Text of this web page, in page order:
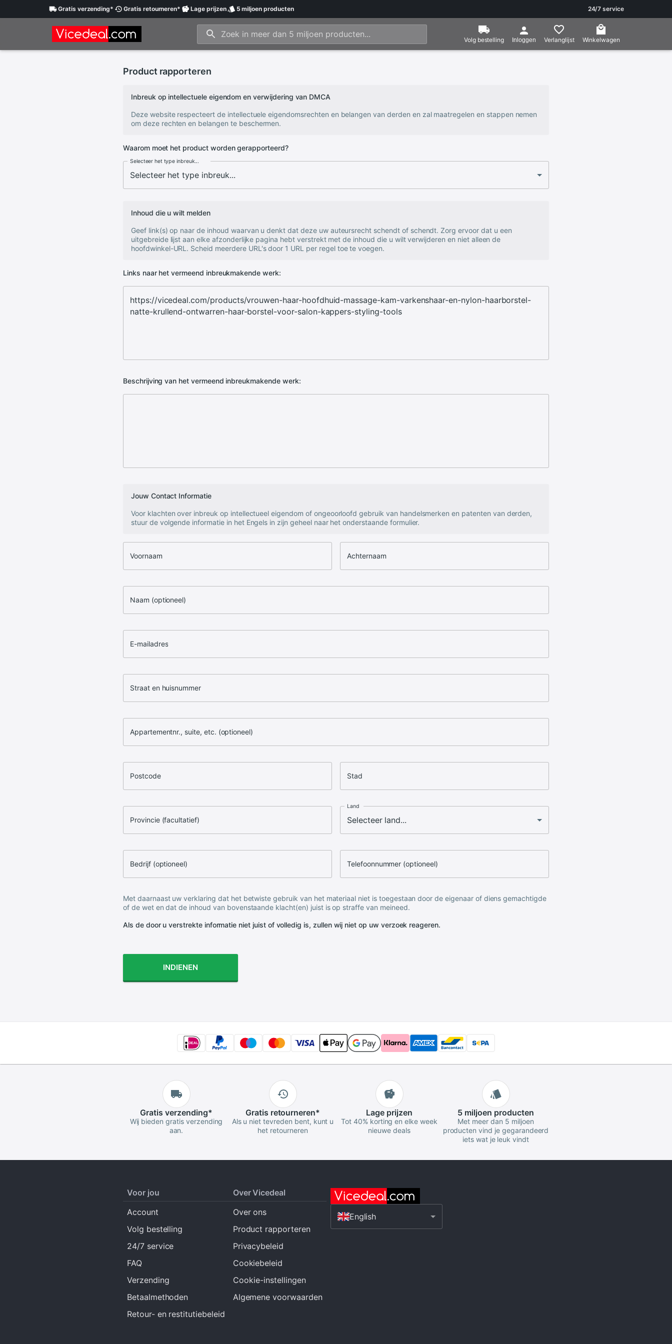
Gratisverzending* Gratisretourneren* Lageprijzen 5 miljoen producten 24/7 service
Volg bestelling Inloggen Verlanglijst Winkelwagen
Product rapporteren
Inbreuk op intellectuele eigendom en verwijdering van DMCA
Deze website respecteert de intellectuele eigendomsrechten en belangen van derden en zal maatregelen en stappen nemen
om deze rechten en belangen te beschermen.
Waarom moet het product worden gerapporteerd?
Selecteer het type inbreuk...
Inhoud die u wilt melden
Geef link(s) op naar de inhoud waarvan u denkt dat deze uw auteursrecht schendt of schendt. Zorg ervoor dat u een
uitgebreide lijst aan elke afzonderlijke pagina hebt verstrekt met de inhoud die u wilt verwijderen en niet alleen de
hoofdwinkel-URL. Scheid meerdere URL's door 1 URL per regel toe te voegen.
Links naar het vermeend inbreukmakende werk:
Beschrijving van het vermeend inbreukmakende werk:
Jouw Contact Informatie
Voor klachten over inbreuk op intellectueel eigendom of ongeoorloofd gebruik van handelsmerken en patenten van derden,
stuur de volgende informatie in het Engels in zijn geheel naar het onderstaande formulier.
Voornaam Achternaam
Naam (optioneel)
E-mailadres
Straat en huisnummer
Appartementnr., suite, etc. (optioneel)
Postcode Stad
Provincie (facultatief)
Land
Bedrijf (optioneel) Telefoonnummer (optioneel)
Met daarnaast uw verklaring dat het betwiste gebruik van het materiaal niet is toegestaan door de eigenaar of diens gemachtigde
of de wet en dat de inhoud van bovenstaande klacht(en) juist is op straffe van meineed.
Als de door u verstrekte informatie niet juist of volledig is, zullen wij niet op uw verzoek reageren.
INDIENEN
Gratis verzending*
Wij bieden gratis verzending
aan.
Gratis retourneren*
Als u niet tevreden bent, kunt u
het retourneren
Lage prijzen
Tot 40% korting en elke week
nieuwe deals
5 miljoen producten
Met meer dan 5 miljoen
producten vind je gegarandeerd
iets wat je leuk vindt
Voor jou
Account
Volg bestelling
24/7 service
FAQ
Verzending
Betaalmethoden
Retour- en restitutiebeleid
Over Vicedeal
Over ons
Product rapporteren
Privacybeleid
Cookiebeleid
Cookie-instellingen
Algemene voorwaarden
English